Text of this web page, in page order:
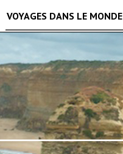
VOYAGES DANS LE MONDE